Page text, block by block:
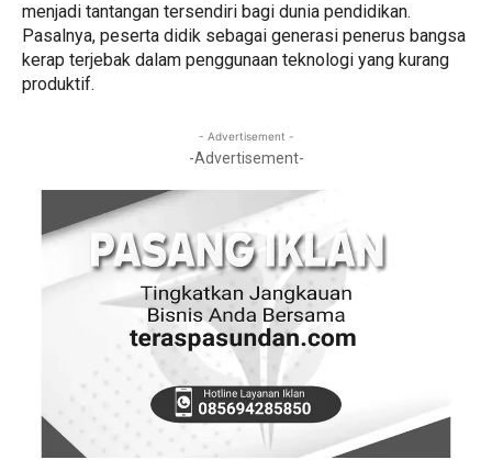
menjadi tantangan tersendiri bagi dunia pendidikan.
Pasalnya, peserta didik sebagai generasi penerus bangsa
kerap terjebak dalam penggunaan teknologi yang kurang
produktif.
- Advertisement -
-Advertisement-